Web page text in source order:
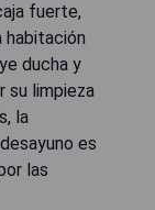
fuerte,
habitación
ducha y
su limpieza
la
es
las